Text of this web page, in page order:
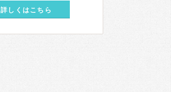
詳しくはこちら